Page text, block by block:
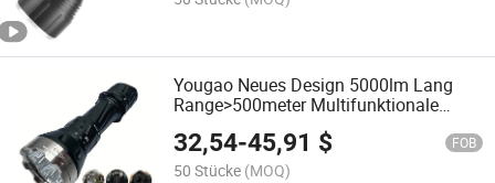
Yougao Neues Design 5000lm Lang
Range>500meter Multifunktionale
Taschenlampe Tragbare Taschenlampe
32,54-45,91 $ FOB
50 Stücke (MOQ)